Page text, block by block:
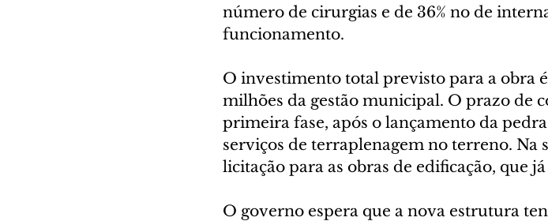
número de cirurgias e de 36% no de
funcionamento.
O investimento total previsto para a obra
milhões da gestão municipal. O prazo de
primeira fase, após o lançamento da
serviços de terraplenagem no terreno. Na
licitação para as obras de edificação, que
O governo espera que a nova estrutura